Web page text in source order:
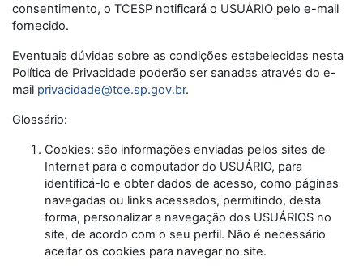
consentimento, o TCESP notificará o USUÁRIO pelo e-mail
fornecido.
Eventuais dúvidas sobre as condições estabelecidas nesta
Política de Privacidade poderão ser sanadas através do e-
mail privacidade@tce.sp.gov.br.
Glossário:
Cookies: são informações enviadas pelos sites de
Internet para o computador do USUÁRIO, para
identificá-lo e obter dados de acesso, como páginas
navegadas ou links acessados, permitindo, desta
forma, personalizar a navegação dos USUÁRIOS no
site, de acordo com o seu perfil. Não é necessário
aceitar os cookies para navegar no site.